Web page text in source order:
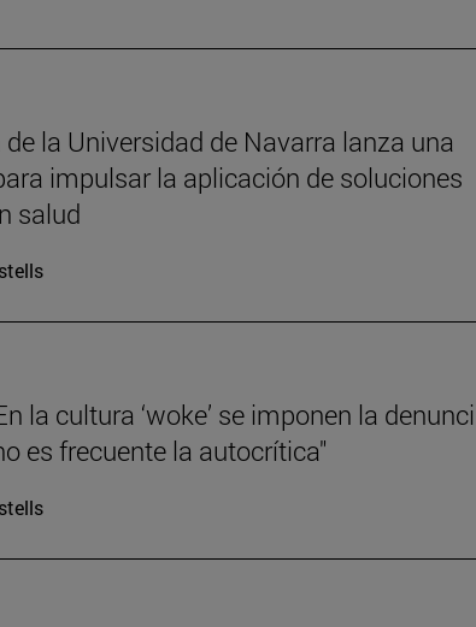
la Universidad de Navarra lanza una
impulsar la aplicación de soluciones
salud
la cultura ‘woke’ se imponen la
es frecuente la autocrítica"